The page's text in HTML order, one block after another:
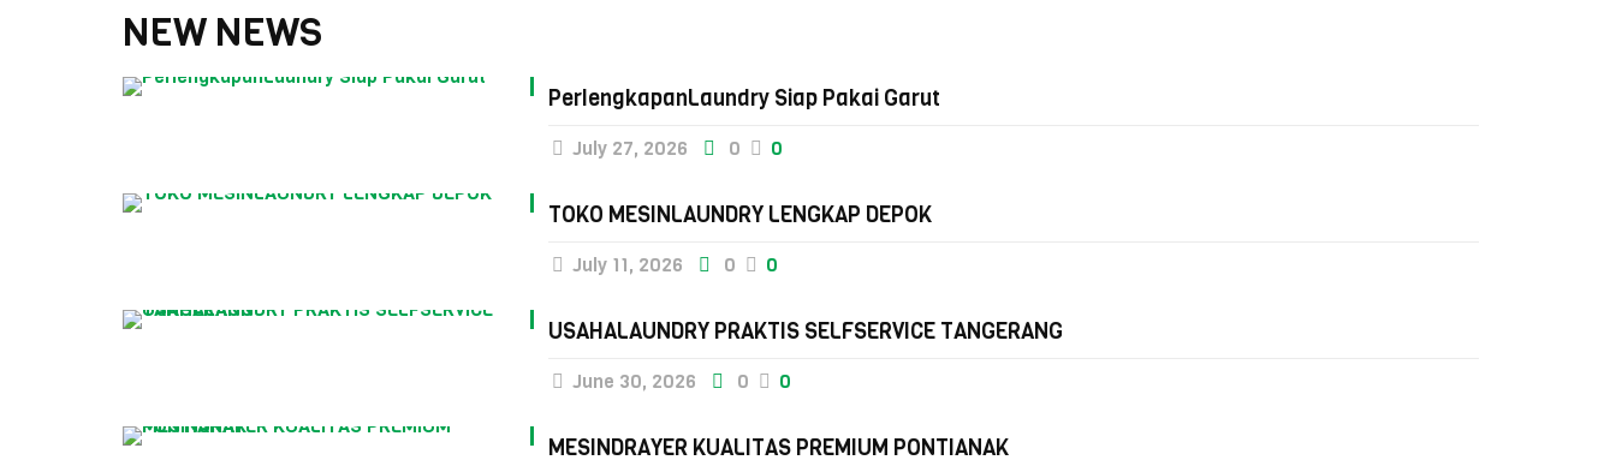
NEW NEWS
PerlengkapanLaundry Siap Pakai Garut
July 27, 2026 0
0
TOKO MESINLAUNDRY LENGKAP DEPOK
July 11, 2026 0
0
USAHALAUNDRY PRAKTIS SELFSERVICE TANGERANG
June 30, 2026 0
0
MESINDRAYER KUALITAS PREMIUM PONTIANAK